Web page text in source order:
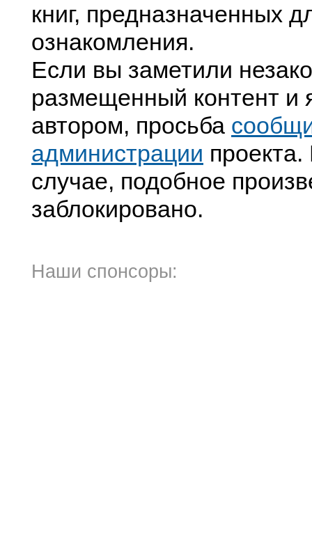
книг, предназначенных
ознакомления.
Если вы заметили
размещенный контент и
автором, просьба
администрации
случае, подобное
заблокировано.
Наши спонсоры: